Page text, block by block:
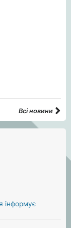
Всі новини
інформує